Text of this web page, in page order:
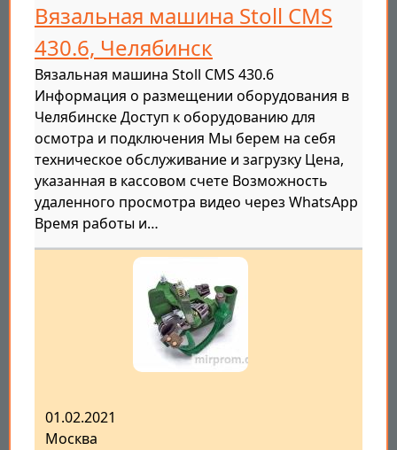
Вязальная машина Stoll CMS
430.6, Челябинск
Вязальная машина Stoll CMS 430.6
Информация о размещении оборудования в
Челябинске Доступ к оборудованию для
осмотра и подключения Мы берем на себя
техническое обслуживание и загрузку Цена,
указанная в кассовом счете Возможность
удаленного просмотра видео через WhatsApp
Время работы и…
01.02.2021
Москва